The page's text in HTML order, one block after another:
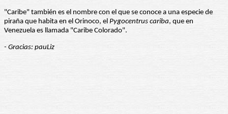
"Caribe" también es el nombre con el que se conoce a una especie de
piraña que habita en el Orinoco, el Pygocentrus cariba, que en
Venezuela es llamada "Caribe Colorado".
- Gracias: pauLiz